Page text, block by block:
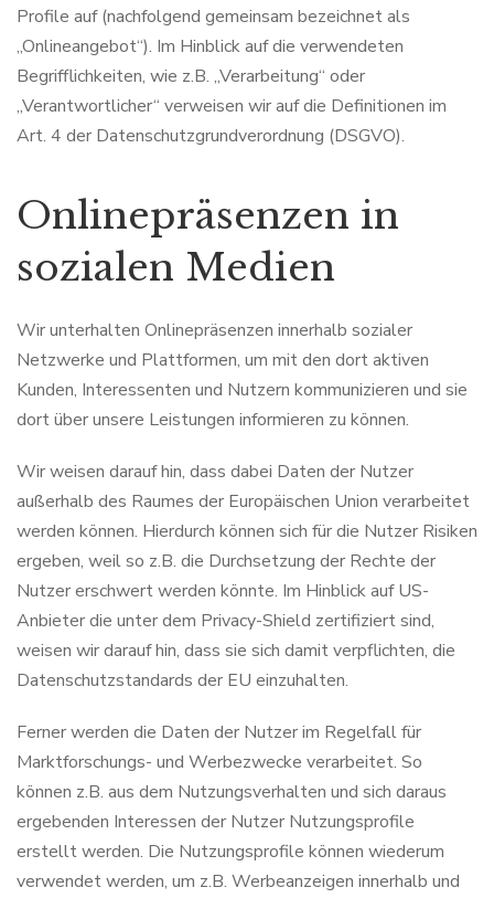
Profile auf (nachfolgend gemeinsam bezeichnet als
„Onlineangebot“). Im Hinblick auf die verwendeten
Begrifflichkeiten, wie z.B. „Verarbeitung“ oder
„Verantwortlicher“ verweisen wir auf die Definitionen im
Art. 4 der Datenschutzgrundverordnung (DSGVO).
Onlinepräsenzen in
sozialen Medien
Wir unterhalten Onlinepräsenzen innerhalb sozialer
Netzwerke und Plattformen, um mit den dort aktiven
Kunden, Interessenten und Nutzern kommunizieren und sie
dort über unsere Leistungen informieren zu können.
Wir weisen darauf hin, dass dabei Daten der Nutzer
außerhalb des Raumes der Europäischen Union verarbeitet
werden können. Hierdurch können sich für die Nutzer Risiken
ergeben, weil so z.B. die Durchsetzung der Rechte der
Nutzer erschwert werden könnte. Im Hinblick auf US-
Anbieter die unter dem Privacy-Shield zertifiziert sind,
weisen wir darauf hin, dass sie sich damit verpflichten, die
Datenschutzstandards der EU einzuhalten.
Ferner werden die Daten der Nutzer im Regelfall für
Marktforschungs- und Werbezwecke verarbeitet. So
können z.B. aus dem Nutzungsverhalten und sich daraus
ergebenden Interessen der Nutzer Nutzungsprofile
erstellt werden. Die Nutzungsprofile können wiederum
verwendet werden, um z.B. Werbeanzeigen innerhalb und